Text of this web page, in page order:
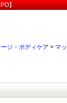
】
ジ・ボディケア > マ